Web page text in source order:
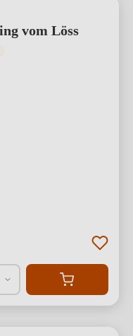
vom Löss
Bewertung von 4.91